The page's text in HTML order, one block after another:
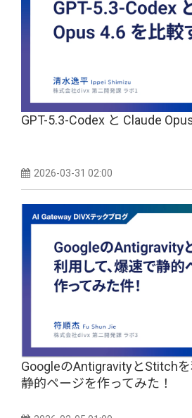
GPT-5.3-Codex と Claude
2026-03-31 02:00
GoogleのAntigravityとStitch
静的ページを作ってみた！